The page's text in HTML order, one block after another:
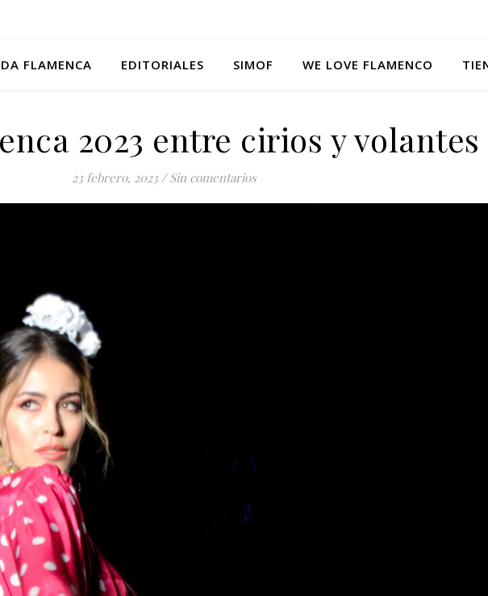
FLAMENCA EDITORIALES SIMOF WE LOVE FLAMENCO
2023 entre cirios y volantes
23 febrero, 2023 / Sin comentarios